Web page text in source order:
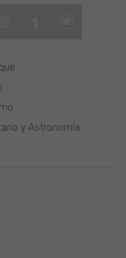
y Astronomía